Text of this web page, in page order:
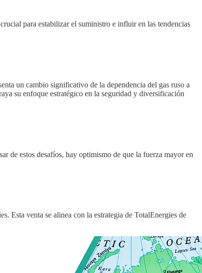
para estabilizar el suministro e influir en las tendencias
un cambio significativo de la dependencia del gas ruso a
su enfoque estratégico en la seguridad y diversificación
de estos desafíos, hay optimismo de que la fuerza mayor en
Esta venta se alinea con la estrategia de TotalEnergies de